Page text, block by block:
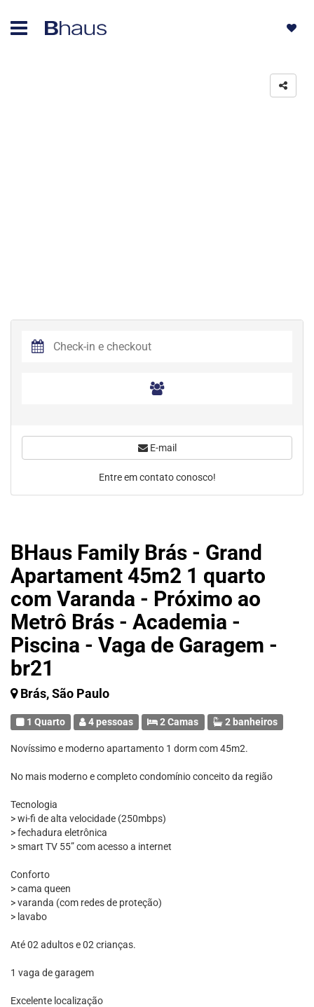
BHaus Family Brás - Grand
Apartament 45m2 1 quarto
com Varanda - Próximo ao
Metrô Brás - Academia -
Piscina - Vaga de Garagem -
br21
Brás, São Paulo
1 Quarto 4 pessoas 2 Camas 2 banheiros
Novíssimo e moderno apartamento 1 dorm com 45m2.
No mais moderno e completo condomínio conceito da região
Tecnologia
> wi-fi de alta velocidade (250mbps)
> fechadura eletrônica
> smart TV 55” com acesso a internet
Conforto
> cama queen
> varanda (com redes de proteção)
> lavabo
Até 02 adultos e 02 crianças.
1 vaga de garagem
Excelente localização
E-mail
Entre em contato conosco!